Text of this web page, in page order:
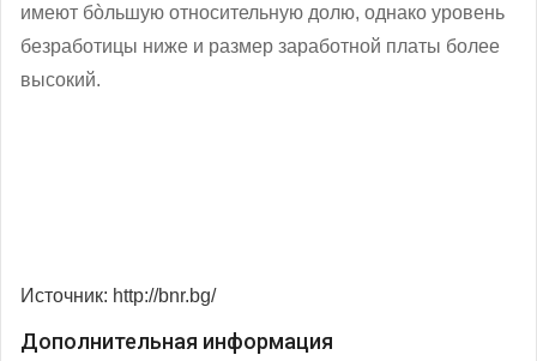
имеют бòльшую относительную долю, однако уровень
безработицы ниже и размер заработной платы более
высокий.
Источник: http://bnr.bg/
Дополнительная информация